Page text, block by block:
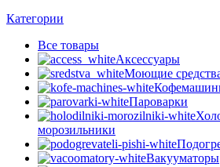
Категории
Все товары
Аксессуары
Моющие
Пароварки
морозильники
Вакууматоры